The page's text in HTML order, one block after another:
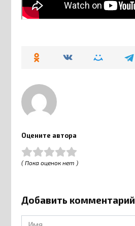
Оцените автора
( Пока оценок нет )
Добавить комментарий
Имя